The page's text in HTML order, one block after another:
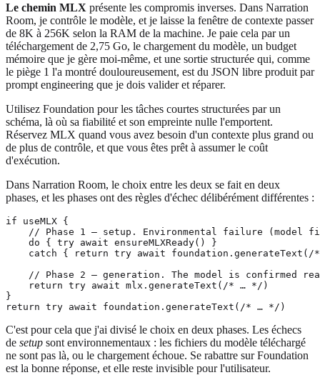
Le chemin MLX présente les compromis inverses. Dans Narration
Room, je contrôle le modèle, et je laisse la fenêtre de contexte passer
de 8K à 256K selon la RAM de la machine. Je paie cela par un
téléchargement de 2,75 Go, le chargement du modèle, un budget
mémoire que je gère moi-même, et une sortie structurée qui, comme
le piège 1 l'a montré douloureusement, est du JSON libre produit par
prompt engineering que je dois valider et réparer.
Utilisez Foundation pour les tâches courtes structurées par un
schéma, là où sa fiabilité et son empreinte nulle l'emportent.
Réservez MLX quand vous avez besoin d'un contexte plus grand ou
de plus de contrôle, et que vous êtes prêt à assumer le coût
d'exécution.
Dans Narration Room, le choix entre les deux se fait en deux
phases, et les phases ont des règles d'échec délibérément différentes :
if useMLX {
// Phase 1 — setup. Environmental failure (model
    do { try await ensureMLXReady() }
catch { return try await foundation.generateText(/
// Phase 2 — generation. The model is confirmed
    return try await mlx.generateText(/* … */)
}
C'est pour cela que j'ai divisé le choix en deux phases. Les échecs
de setup sont environnementaux : les fichiers du modèle téléchargé
ne sont pas là, ou le chargement échoue. Se rabattre sur Foundation
est la bonne réponse, et elle reste invisible pour l'utilisateur.